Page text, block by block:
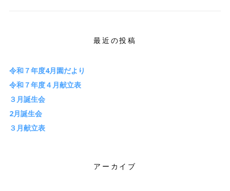
最近の投稿
令和７年度4月園だより
令和７年度４月献立表
３月誕生会
2月誕生会
３月献立表
アーカイブ